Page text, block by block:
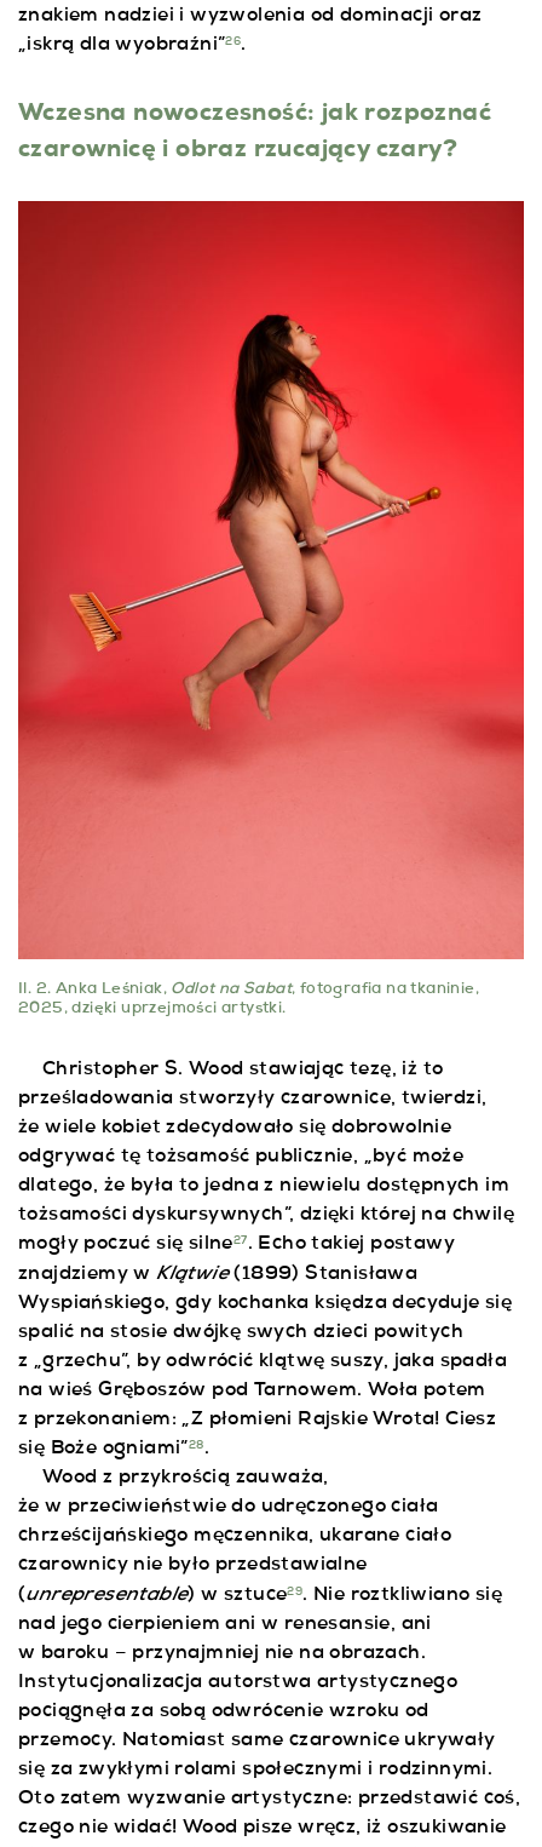
znakiem nadziei i wyzwolenia od dominacji oraz
„iskrą dla wyobraźni”26.
Wczesna nowoczesność: jak rozpoznać
czarownicę i obraz rzucający czary?
Il. 2. Anka Leśniak, Odlot na Sabat, fotografia na tkaninie,
2025, dzięki uprzejmości artystki.
Christopher S. Wood stawiając tezę, iż to
prześladowania stworzyły czarownice, twierdzi,
że wiele kobiet zdecydowało się dobrowolnie
odgrywać tę tożsamość publicznie, „być może
dlatego, że była to jedna z niewielu dostępnych im
tożsamości dyskursywnych”, dzięki której na chwilę
mogły poczuć się silne27 . Echo takiej postawy
znajdziemy wKlątwie(1899) Stanisława
Wyspiańskiego, gdy kochanka księdza decyduje się
spalić na stosie dwójkę swych dzieci powitych
z „grzechu”, by odwrócić klątwę suszy, jaka spadła
na wieś Gręboszów pod Tarnowem. Woła potem
z przekonaniem: „Z płomieni Rajskie Wrota! Ciesz
się Boże ogniami” 28 .
Wood z przykrością zauważa,
że w przeciwieństwie do udręczonego ciała
chrześcijańskiego męczennika, ukarane ciało
czarownicy nie było przedstawialne
(unrepresentable) w sztuce29. Nie roztkliwiano się
nad jego cierpieniem ani w renesansie, ani
w baroku – przynajmniej nie na obrazach.
Instytucjonalizacja autorstwa artystycznego
pociągnęła za sobą odwrócenie wzroku od
przemocy. Natomiast same czarownice ukrywały
się za zwykłymi rolami społecznymi i rodzinnymi.
Oto zatem wyzwanie artystyczne: przedstawić coś,
czego nie widać! Wood pisze wręcz, iż oszukiwanie